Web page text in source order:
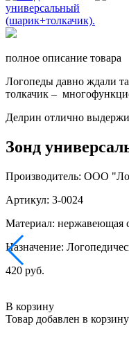
полное описание товара
Логопеды давно ждали
толкачик –
Делрин отлично
Зонд
Производитель: ООО
Артикул: 3-0024
Материал: нержавеющая
Назначение:
420 руб.
В корзину
Товар добавлен в корзину